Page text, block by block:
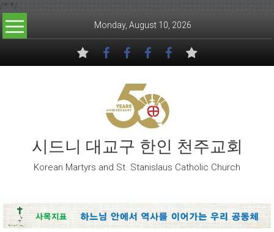
/* */
Skip to content
Monday, August 10, 2026
시드니 대교구 한인 천주교회
Korean Martyrs and St. Stanislaus Catholic Church